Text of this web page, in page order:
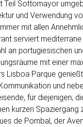
Teil Sottomayor
und Verwendung
mit allen
serviert
an portugiesischen
mit einer
Lisboa Parque
und
für diejenigen,
kurzen
de Pombal, der